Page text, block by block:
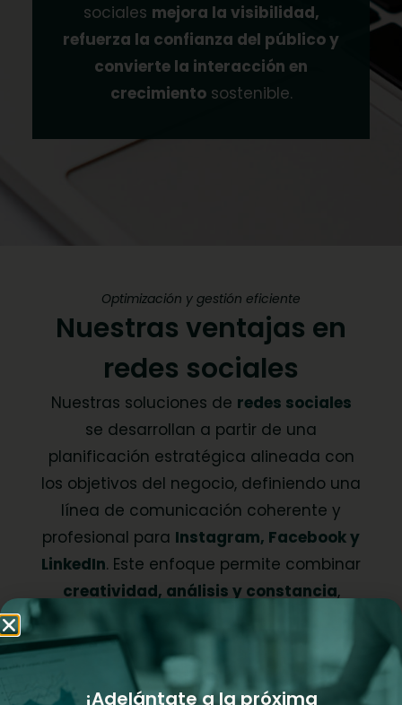
sociales mejora la visibilidad,
refuerza la confianza del público y
convierte la interacción en
crecimientosostenible.
Optimización y gestión eficiente
Nuestras ventajas en
redes sociales
Nuestras soluciones de redes sociales
se desarrollan a partir de una
planificación estratégica alineada con
los objetivos del negocio, definiendo una
línea de comunicación coherente y
profesional para Instagram, Facebook y
LinkedIn. Este enfoque permite combinar
creatividad, análisis y constancia,
sólida y orientada a resultados
¡Adelántate a la próxima